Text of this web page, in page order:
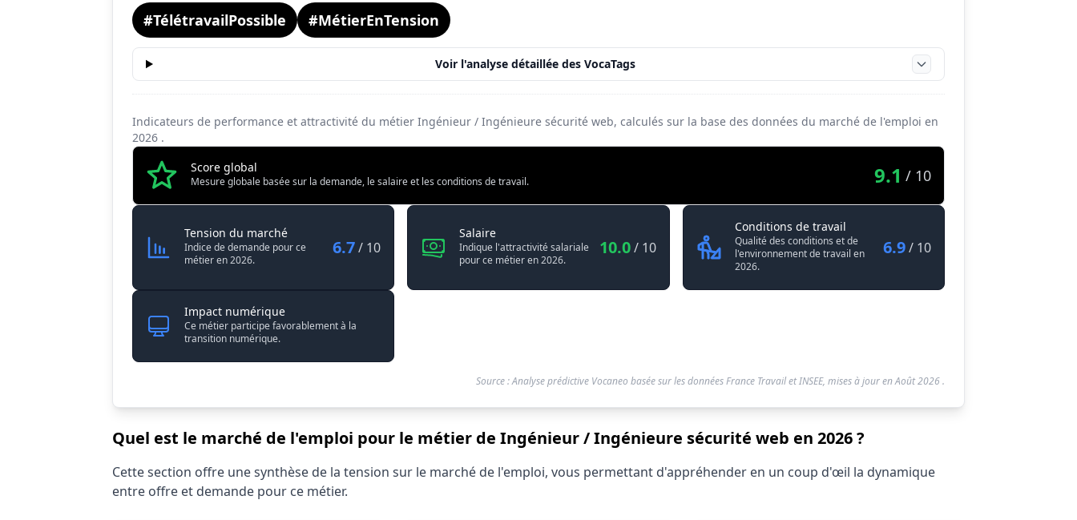
#TélétravailPossible #MétierEnTension
Voir l'analyse détaillée des VocaTags
Indicateurs de performance et attractivité du métier Ingénieur / Ingénieure sécurité web, calculés sur la base des données du marché de l'emploi en
2026 .
Score global
Mesure globale basée sur la demande, le salaire et les conditions de travail. 9.1 / 10
Tension du marché
6.7
Salaire
10.0
Conditions de travail
6.9
Tension du marchéIngénieur / Ingénieure sécurité web
Indice de demande pour ce
métier en 2026.
6.7/ 10
SalaireIngénieur / Ingénieure sécurité web
Indique l'attractivité salariale
pour ce métier en 2026.
10.0/ 10
Conditions de travailIngénieur / Ingénieure sécurité web
Qualité des conditions et de
l'environnement de travail en
2026.
6.9/ 10
Impact numérique
Ce métier participe favorablement à la
transition numérique.
Source : Analyse prédictive Vocaneo basée sur les données France Travail et INSEE, mises à jour enAoût 2026.
Quel est le marché de l'emploi pour le métier de Ingénieur / Ingénieure sécurité web en 2026 ?
Statistiques recrutement Ingénieur / Ingénieure sécurité web 2026
Indicateur
Cette section offre une synthèse de la tension sur le marché de l'emploi, vous permettant d'appréhender en un coup d'œil la dynamique
entre offre et demande pour ce métier.